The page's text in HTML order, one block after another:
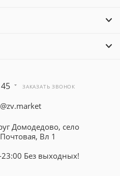
ЗАКАЗАТЬ ЗВОНОК
Домодедово, село
Вл 1
Без выходных!